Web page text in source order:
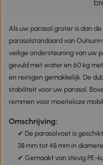
Als uw parasol groter is dan
parasolstandaard van
veilige ondersteuning van uw
gevuld met water en 60 kg
en reinigen gemakkelijk. De
stabiliteit voor uw parasol.
remmen voor moeiteloze
Omschrijving:
✔ De parasolvoet is
38 mm tot 48 mm in
✔ Gemaakt van stevig PE-